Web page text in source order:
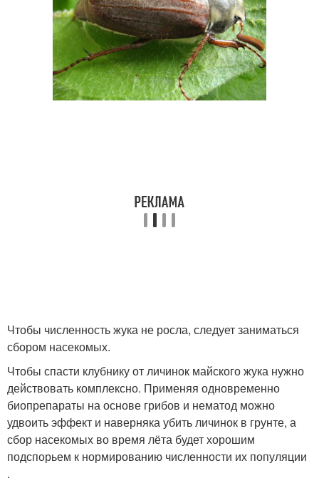
Чтобы численность жука не росла, следует заниматься
сбором насекомых.
Чтобы спасти клубнику от личинок майского жука нужно
действовать комплексно. Применяя одновременно
биопрепараты на основе грибов и нематод можно
удвоить эффект и наверняка убить личинок в грунте, а
сбор насекомых во время лёта будет хорошим
подспорьем к нормированию численности их популяции
.